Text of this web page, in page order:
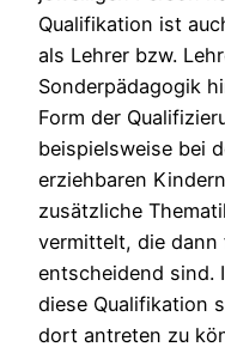
Qualifikation ist
als Lehrer bzw.
Sonderpädagogik
Form der
beispielsweise bei
erziehbaren
zusätzliche
vermittelt, die dann
entscheidend sind.
diese Qualifikation
dort antreten zu